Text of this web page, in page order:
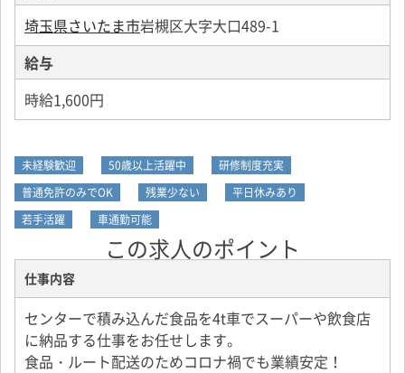
埼玉県さいたま市岩槻区大字大口489-1
給与
時給1,600円
未経験歓迎 50歳以上活躍中
研修制度充実
普通免許のみでOK
残業少ない
平日休みあり
若手活躍
車通勤可能
この求人のポイント
仕事内容
センターで積み込んだ食品を4t車でスーパーや飲食店
に納品する仕事をお任せします。
食品・ルート配送のためコロナ禍でも業績安定！